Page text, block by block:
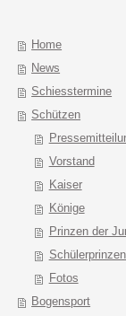
Home
News
Schiesstermine
Schützen
Vorstand
Kaiser
Könige
Prinzen der
Fotos
Bogensport